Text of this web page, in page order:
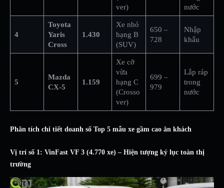
ver)
nước
4
Toyota
Yaris
Cross
1.430
Xe nhỏ
hạng B
(SUV)
650 –
728
Nhập
khẩu
5
Mazda
CX-5
1.159
Xe cỡ
vừa
hạng C
(Crosso
ver)
699 –
979
Lắp ráp
trong
nước
Phân tích chi tiết doanh số Top 5 mẫu xe gầm cao ăn khách
Vị trí số 1: VinFast VF 3 (4.770 xe) – Hiện tượng kỷ lục toàn thị
trường